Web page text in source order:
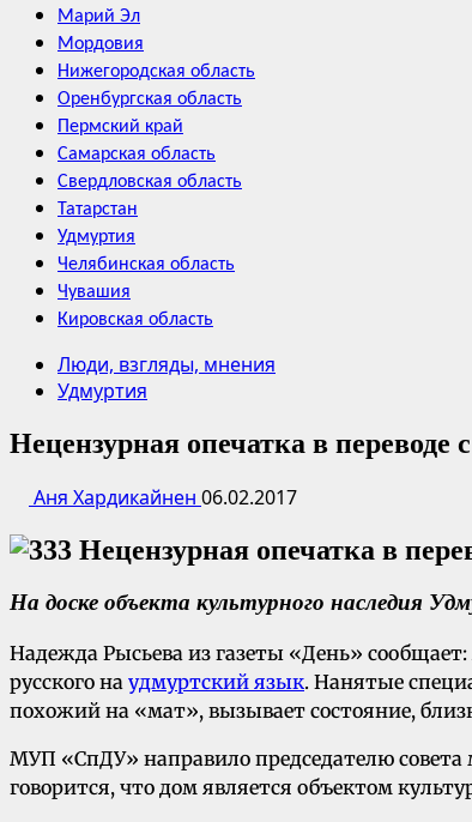
Марий Эл
Мордовия
Нижегородская область
Оренбургская область
Пермский край
Самарская область
Свердловская область
Татарстан
Удмуртия
Челябинская область
Чувашия
Кировская область
Люди, взгляды, мнения
Удмуртия
Нецензурная опечатка в переводе
Аня Хардикайнен 06.02.2017
На доске объекта культурного наследия
Надежда Рысьева из газеты «День»
русского на удмуртский язык. Нанятые
похожий на «мат», вызывает состояние,
МУП «СпДУ» направило председателю совета
говорится, что дом является объектом